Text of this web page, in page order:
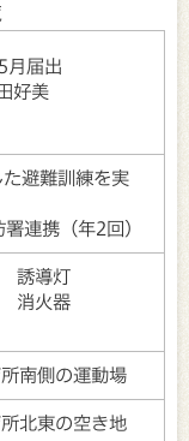
届出
好美
避難訓練を実
連携（年2回）
導灯
火器
南側の運動場
北東の空き地